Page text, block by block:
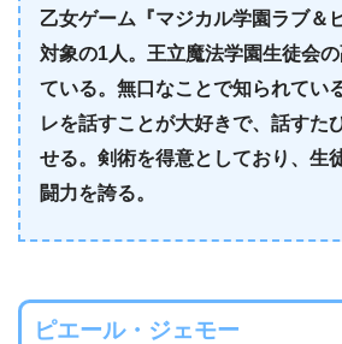
乙女ゲーム『マジカル学園ラブ＆
対象の1人。王立魔法学園生徒会
ている。無口なことで知られてい
レを話すことが大好きで、話すた
せる。剣術を得意としており、生
闘力を誇る。
ピエール・ジェモー